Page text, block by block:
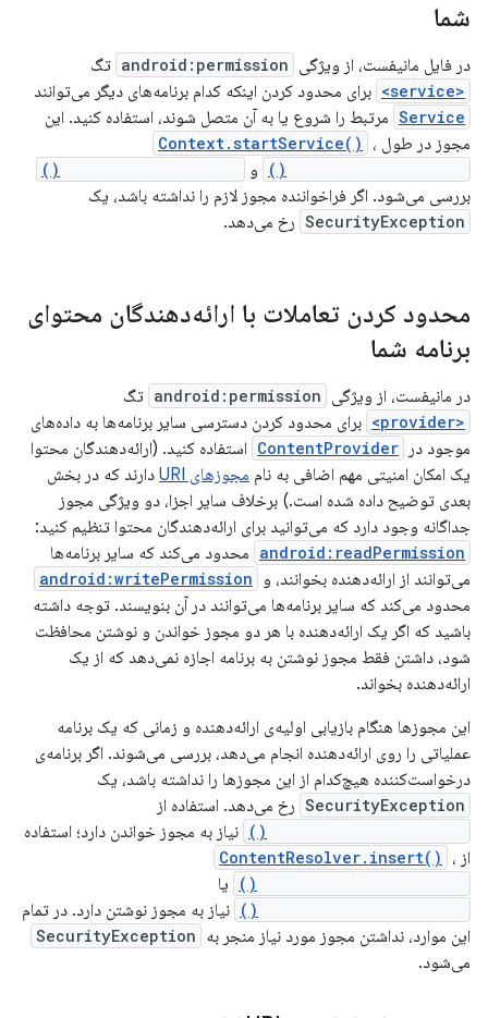
شما
در فایل مانیفست، از ویژگی android:permission تگ
<service> برای محدود کردن اینکه کدام برنامه‌های دیگر می‌توانند
Service مرتبط را شروع یا به آن متصل شوند، استفاده کنید. این
مجوز در طول
Context.startService() ،
و
بررسی می‌شود. اگر فراخواننده مجوز لازم را نداشته باشد، یک
SecurityException رخ می‌دهد.
محدود کردن تعاملات با ارائه‌دهندگان محتوای
برنامه شما
در مانیفست، از ویژگی android:permission تگ
<provider>
برای محدود کردن دسترسی سایر برنامه‌ها به داده‌های
موجود در
ContentProvider استفاده کنید. (ارائه‌دهندگان محتوا
یک امکان امنیتی مهم اضافی به نام مجوزهای URI
دارند که در بخش
بعدی توضیح داده شده است.) برخلاف سایر اجزا، دو ویژگی مجوز
جداگانه وجود دارد که می‌توانید برای ارائه‌دهندگان محتوا تنظیم کنید:
android:readPermission محدود می‌کند که سایر برنامه‌ها
می‌توانند از ارائه‌دهنده بخوانند، و
android:writePermission
محدود می‌کند که سایر برنامه‌ها می‌توانند در آن بنویسند. توجه داشته
باشید که اگر یک ارائه‌دهنده با هر دو مجوز خواندن و نوشتن محافظت
شود، داشتن فقط مجوز نوشتن به برنامه اجازه نمی‌دهد که از یک
ارائه‌دهنده بخواند.
این مجوزها هنگام بازیابی اولیه‌ی ارائه‌دهنده و زمانی که یک برنامه
عملیاتی را روی ارائه‌دهنده انجام می‌دهد، بررسی می‌شوند. اگر برنامه‌ی
درخواست‌کننده هیچ‌کدام از این مجوزها را نداشته باشد، یک
SecurityException رخ می‌دهد. استفاده از
نیاز به مجوز خواندن دارد؛ استفاده
از
ContentResolver.insert() ،
یا
نیاز به مجوز نوشتن دارد. در تمام
این موارد، نداشتن مجوز مورد نیاز منجر به SecurityException
می‌شود.